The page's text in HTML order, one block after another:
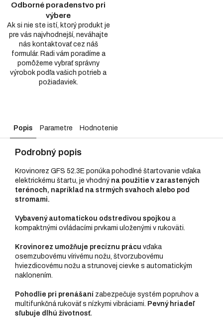
Odborné poradenstvo pri
výbere
Ak si nie ste istí, ktorý produkt je
pre vás najvhodnejší, neváhajte
nás kontaktovať cez náš
formulár. Radi vám poradíme a
pomôžeme vybrať správny
výrobok podľa vašich potrieb a
požiadaviek.
Popis Parametre Hodnotenie
Podrobný popis
Krovinorez GFS 52.3E ponúka pohodlné štartovanie vďaka
elektrickému štartu, je vhodný na použitie v zarastených
terénoch, napríklad na strmých svahoch alebo pod
stromami.
Vybavený automatickou odstredivou spojkou a
kompaktnými ovládacími prvkami uloženými v rukoväti.
Krovinorez umožňuje precíznu prácu vďaka
osemzubovému vírivému nožu, štvorzubovému
hviezdicovému nožu a strunovej cievke s automatickým
naklonením.
Pohodlie pri prenášaní zabezpečuje systém popruhov a
multifunkčná rukoväť s nízkymi vibráciami. Pevný hriadeľ
sľubuje dlhú životnosť.